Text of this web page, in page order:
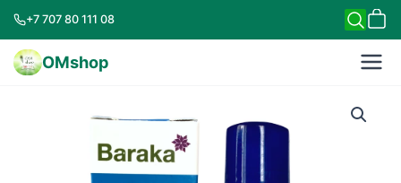
+7 707 80 111 08
OMshop